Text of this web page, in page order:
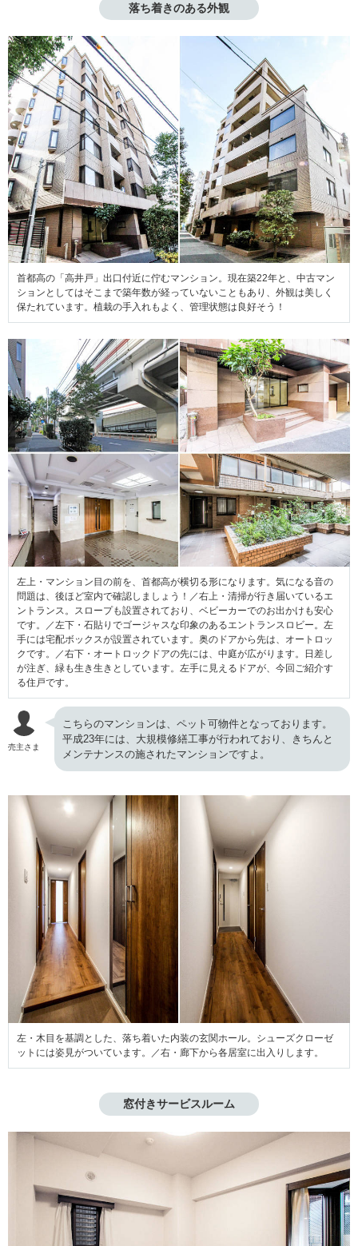
落ち着きのある外観
首都高の「高井戸」出口付近に佇むマンション。現在築22年と、中古マン
ションとしてはそこまで築年数が経っていないこともあり、外観は美しく
保たれています。植栽の手入れもよく、管理状態は良好そう！
左上・マンション目の前を、首都高が横切る形になります。気になる音の
問題は、後ほど室内で確認しましょう！／右上・清掃が行き届いているエ
ントランス。スロープも設置されており、ベビーカーでのお出かけも安心
です。／左下・石貼りでゴージャスな印象のあるエントランスロビー。左
手には宅配ボックスが設置されています。奥のドアから先は、オートロッ
クです。／右下・オートロックドアの先には、中庭が広がります。日差し
が注ぎ、緑も生き生きとしています。左手に見えるドアが、今回ご紹介す
る住戸です。
売主さま
こちらのマンションは、ペット可物件となっております。
平成23年には、大規模修繕工事が行われており、きちんと
メンテナンスの施されたマンションですよ。
左・木目を基調とした、落ち着いた内装の玄関ホール。シューズクローゼ
ットには姿見がついています。／右・廊下から各居室に出入りします。
窓付きサービスルーム